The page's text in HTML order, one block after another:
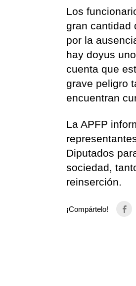
Los
gran cantidad
por la
hay doyus
cuenta que
grave peligro
encuentran
La APFP
Diputados
sociedad,
reinserción.
¡Compártelo!